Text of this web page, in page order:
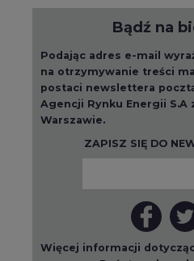
Bądź na
Podając adres e-mail
na otrzymywanie treści
postaci newslettera
Agencji Rynku Energii S.A
Warszawie.
ZAPISZ SIĘ DO
Więcej informacji